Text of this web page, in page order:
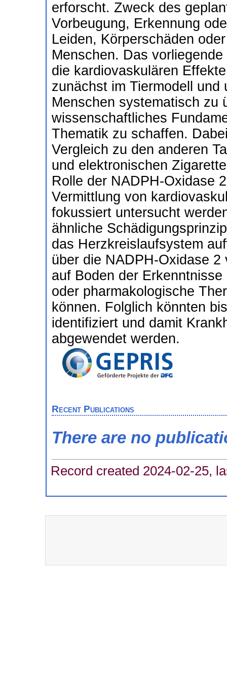
erforscht. Zweck des
Vorbeugung, Erkennung
Leiden, Körperschäden
Menschen. Das
die kardiovaskulären
zunächst im Tiermodell
Menschen systematisch zu
wissenschaftliches
Thematik zu schaffen.
Vergleich zu den anderen
und elektronischen
Rolle der NADPH-Oxidase
Vermittlung von
fokussiert untersucht
ähnliche
das Herzkreislaufsystem
über die NADPH-Oxidase
auf Boden der
oder pharmakologische
können. Folglich könnten
identifiziert und damit
abgewendet werden.
Recent Publications
There are no
Record created 2024-02-25,